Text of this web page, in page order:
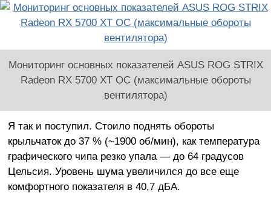
Мониторинг основных показателей ASUS ROG STRIX
Radeon RX 5700 XT OC (максимальные обороты
вентилятора)
Я так и поступил. Стоило поднять обороты
крыльчаток до 37 % (~1900 об/мин), как температура
графического чипа резко упала — до 64 градусов
Цельсия. Уровень шума увеличился до все еще
комфортного показателя в 40,7 дБА.